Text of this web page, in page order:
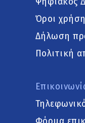
Όροι
Δήλωση
Πολιτική